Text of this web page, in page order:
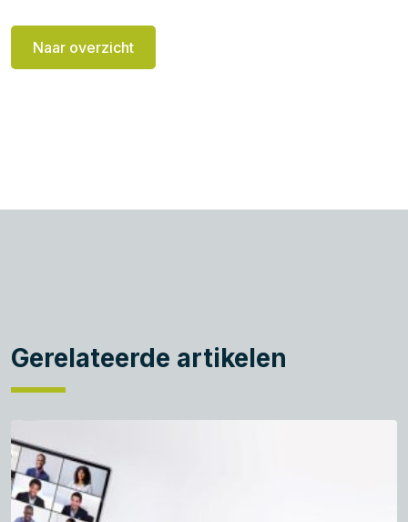
Naar overzicht
Gerelateerde artikelen